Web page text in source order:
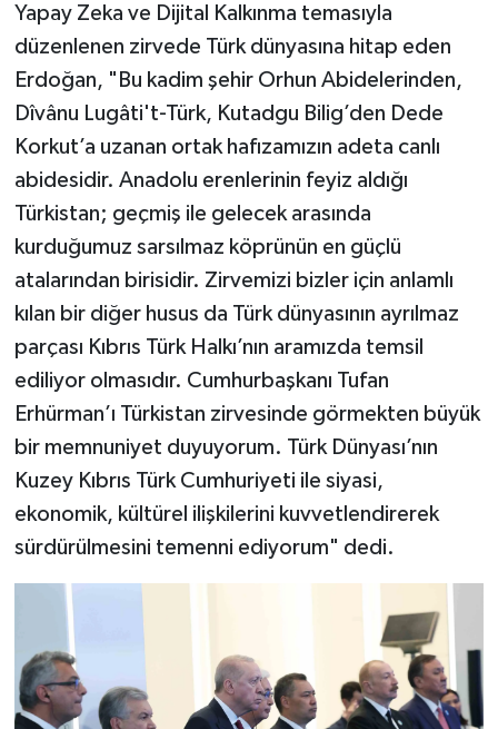
Yapay Zeka ve Dijital Kalkınma temasıyla
düzenlenen zirvede Türk dünyasına hitap eden
Erdoğan, "Bu kadim şehir Orhun Abidelerinden,
Dîvânu Lugâti't-Türk, Kutadgu Bilig’den Dede
Korkut’a uzanan ortak hafızamızın adeta canlı
abidesidir. Anadolu erenlerinin feyiz aldığı
Türkistan; geçmiş ile gelecek arasında
kurduğumuz sarsılmaz köprünün en güçlü
atalarından birisidir. Zirvemizi bizler için anlamlı
kılan bir diğer husus da Türk dünyasının ayrılmaz
parçası Kıbrıs Türk Halkı’nın aramızda temsil
ediliyor olmasıdır. Cumhurbaşkanı Tufan
Erhürman’ı Türkistan zirvesinde görmekten büyük
bir memnuniyet duyuyorum. Türk Dünyası’nın
Kuzey Kıbrıs Türk Cumhuriyeti ile siyasi,
ekonomik, kültürel ilişkilerini kuvvetlendirerek
sürdürülmesini temenni ediyorum" dedi.